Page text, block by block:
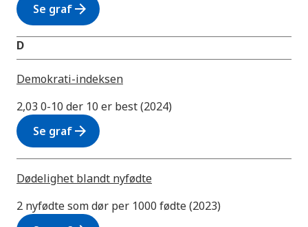
Se grafarrow_forward
D
Demokrati-indeksen
2,03 0-10 der 10 er best (2024)
Se grafarrow_forward
Dødelighet blandt nyfødte
2 nyfødte som dør per 1000 fødte (2023)